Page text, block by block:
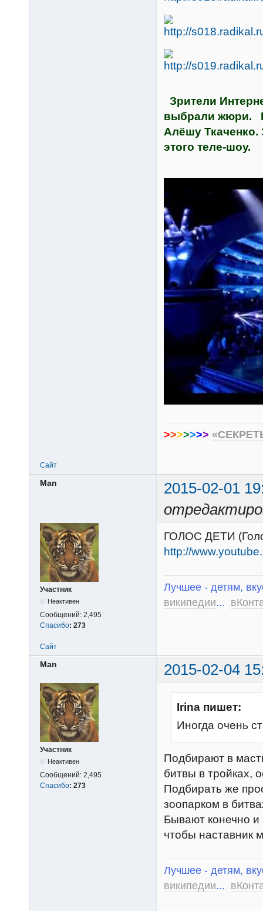
Зрители
выбрали жюри. В
Алёшу
этого теле-
>>>>>>>
Сайт
Man
2015-02-01
Участник
Неактивен
Сообщений: 2,495
Спасибо: 273
ГОЛОС ДЕТИ
http://
Лучшее - детям,
википедии...
Сайт
Man 2015-02-04
Участник
Неактивен
Сообщений: 2,495
Спасибо: 273
Irina пишет:
Иногда очень
Подбирают в
битвы в тройках,
Подбирать же
зоопарком в
Бывают конечно и
чтобы наставник
Лучшее - детям,
википедии...